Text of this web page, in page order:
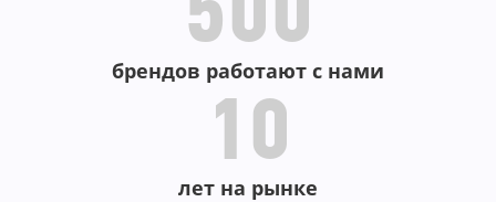
500
брендов работают с нами
10
лет на рынке